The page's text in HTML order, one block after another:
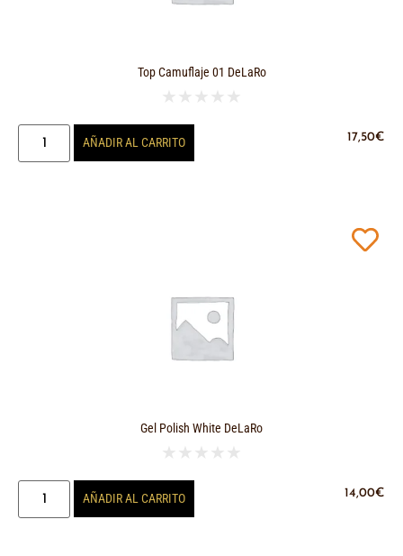
Top Camuflaje 01 DeLaRo
★ ★ ★ ★ ★
17,50€
AÑADIR AL CARRITO
Gel Polish White DeLaRo
★ ★ ★ ★ ★
14,00€
AÑADIR AL CARRITO